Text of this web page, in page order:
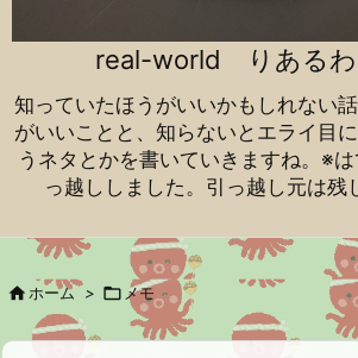
real-world りあるわ
知っていたほうがいいかもしれない
がいいことと、知らないとエライ目
うネタとかを書いていきますね。※は
っ越ししました。引っ越し元は残
ホーム >  メモ